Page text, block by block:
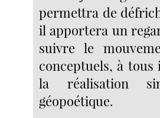
permettra de
il apportera un
suivre le
conceptuels, à
la réalisation
géopoétique.